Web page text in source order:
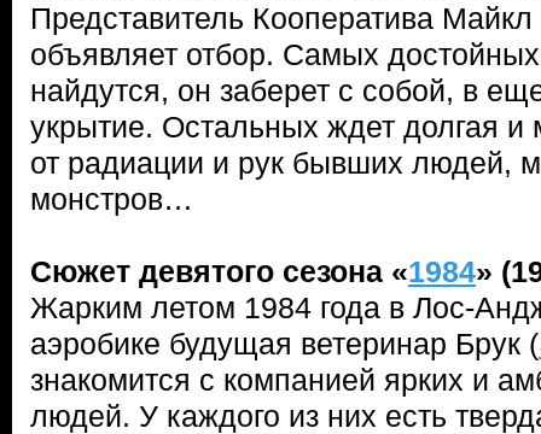
Представитель Кооператива Майкл
объявляет отбор. Самых
найдутся, он заберет с собой, в
укрытие. Остальных ждет долгая и
от радиации и рук бывших людей,
монстров…
Сюжет девятого сезона «1984»
Жарким летом 1984 года в Лос-
аэробике будущая ветеринар Брук (
знакомится с компанией ярких и
людей. У каждого из них есть